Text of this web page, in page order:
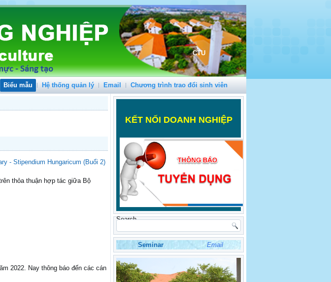
CTU
Biểu mẫu Hệ thống quản lý Email Chương trình trao đổi sinh viên
- Stipendium Hungaricum (Buổi 2)
thỏa thuận hợp tác giữa Bộ
2022. Nay thông báo đến các cán
KẾT NỐI DOANH NGHIỆP
Search
Seminar Email